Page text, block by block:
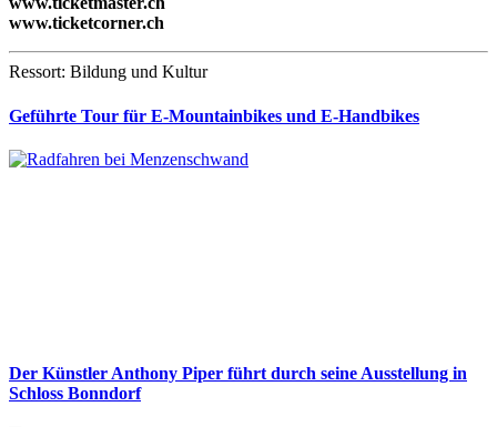
www.ticketcorner.ch
Ressort: Bildung und Kultur
Geführte Tour für E-Mountainbikes und E-Handbikes
Der Künstler Anthony Piper führt durch seine Ausstellung in
Schloss Bonndorf